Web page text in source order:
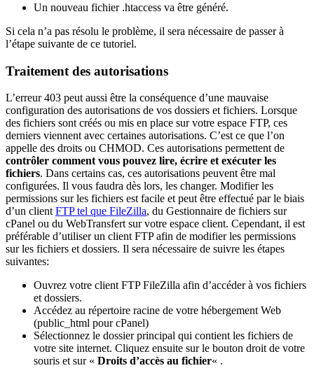
Un nouveau fichier .htaccess va être généré.
Si cela n’a pas résolu le problème, il sera nécessaire de passer à
l’étape suivante de ce tutoriel.
Traitement des autorisations
L’erreur 403 peut aussi être la conséquence d’une mauvaise
configuration des autorisations de vos dossiers et fichiers. Lorsque
des fichiers sont créés ou mis en place sur votre espace FTP, ces
derniers viennent avec certaines autorisations. C’est ce que l’on
appelle des droits ou CHMOD. Ces autorisations permettent de
contrôler comment vous pouvez lire, écrire et exécuter les
fichiers. Dans certains cas, ces autorisations peuvent être mal
configurées. Il vous faudra dès lors, les changer. Modifier les
permissions sur les fichiers est facile et peut être effectué par le biais
d’un client FTP tel que FileZilla, du Gestionnaire de fichiers sur
cPanel ou du WebTransfert sur votre espace client. Cependant, il est
préférable d’utiliser un client FTP afin de modifier les permissions
sur les fichiers et dossiers. Il sera nécessaire de suivre les étapes
suivantes:
Ouvrez votre client FTP FileZilla afin d’accéder à vos fichiers
et dossiers.
Accédez au répertoire racine de votre hébergement Web
(public_html pour cPanel)
Sélectionnez le dossier principal qui contient les fichiers de
votre site internet. Cliquez ensuite sur le bouton droit de votre
souris et sur « Droits d’accès au fichier« .